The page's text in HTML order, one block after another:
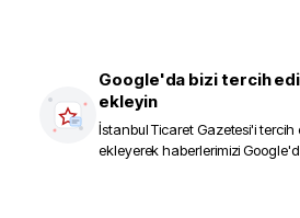
Google'da bizi tercih
ekleyin
İstanbul Ticaret Gazetesi'i tercih
ekleyerek haberlerimizi